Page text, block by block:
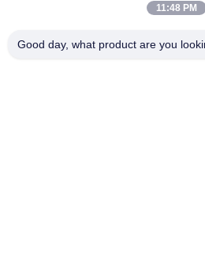
ลาไมน์ โมลด์ผสม, เมลาไมน์ โมลด์ปู๊ดกร
11:48 PM
Good day, what product are you